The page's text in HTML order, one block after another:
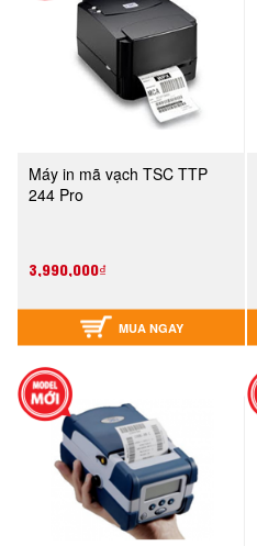
Máy in mã vạch TSC TTP
244 Pro
3,990,000₫
MUA NGAY